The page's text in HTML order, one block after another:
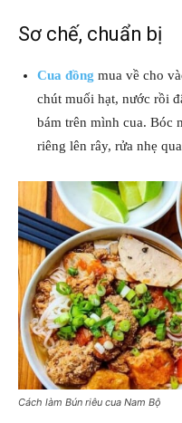
Sơ chế, chuẩn bị
Cua đồng mua về cho
chút muối hạt, nước rồi
bám trên mình cua. Bóc
riêng lên rây, rửa nhẹ
Cách làm Bún riêu cua Nam Bộ